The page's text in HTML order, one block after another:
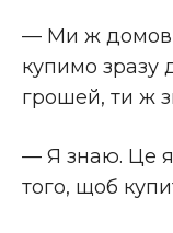
— Ми ж
купимо зразу
грошей, ти ж
— Я знаю. Це я
того, щоб